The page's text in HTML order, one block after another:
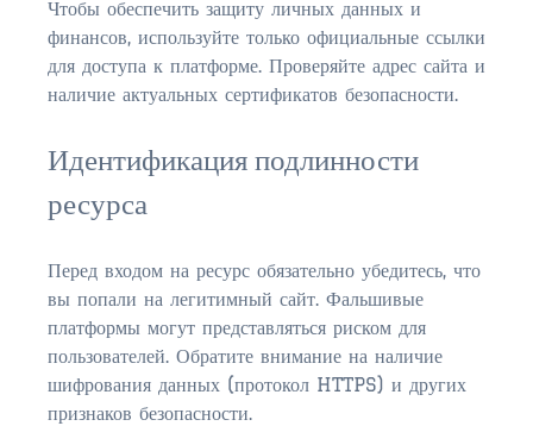
$350,000 – $500,000
$500,000 – $750,000
$1,000,000 – $2,000,000
$2,000,000 and up
$150,000 and down
$150,000 – $350,000
$350,000 – $500,000
Чтобы обеспечить защиту личных данных и
финансов, используйте только официальные ссылки
для доступа к платформе. Проверяйте адрес сайта и
наличие актуальных сертификатов безопасности.
Идентификация подлинности
ресурса
Перед входом на ресурс обязательно убедитесь, что
вы попали на легитимный сайт. Фальшивые
платформы могут представляться риском для
пользователей. Обратите внимание на наличие
шифрования данных (протокол HTTPS) и других
признаков безопасности.